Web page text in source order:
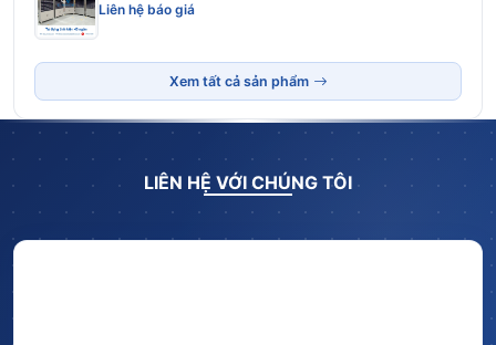
Liên hệ báo giá
Xem tất cả sản phẩm
LIÊN HỆ VỚI CHÚNG TÔI